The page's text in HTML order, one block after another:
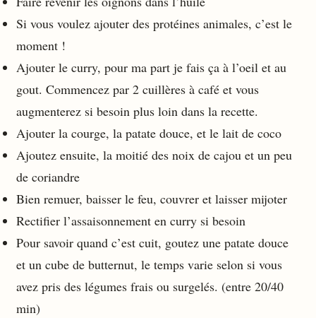
Si vous voulez ajouter des protéines animales, c’est le
moment !
Ajouter le curry, pour ma part je fais ça à l’oeil et au
gout. Commencez par 2 cuillères à café et vous
augmenterez si besoin plus loin dans la recette.
Ajouter la courge, la patate douce, et le lait de coco
Ajoutez ensuite, la moitié des noix de cajou et un peu
de coriandre
Bien remuer, baisser le feu, couvrer et laisser mijoter
Rectifier l’assaisonnement en curry si besoin
Pour savoir quand c’est cuit, goutez une patate douce
et un cube de butternut, le temps varie selon si vous
avez pris des légumes frais ou surgelés. (entre 20/40
min)